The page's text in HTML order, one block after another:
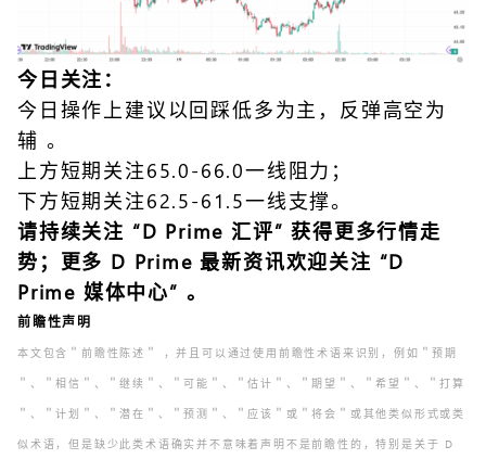
今日关注：
今日操作上建议以回踩低多为主，反弹高空为
辅 。
上方短期关注65.0-66.0一线阻力；
下方短期关注62.5-61.5一线支撑。
请持续关注 “D Prime 汇评” 获得更多行情走
势；更多 D Prime 最新资讯欢迎关注 “D
Prime 媒体中心” 。
前瞻性声明
本文包含＂前瞻性陈述＂ ，并且可以通过使用前瞻性术语来识别，例如＂预期
＂、＂相信＂、＂继续＂、＂可能＂、＂估计＂、＂期望＂、＂希望＂、＂打算
＂、＂计划＂、＂潜在＂、＂预测＂、＂应该＂或＂将会＂或其他类似形式或类
似术语，但是缺少此类术语确实并不意味着声明不是前瞻性的，特别是关于 D